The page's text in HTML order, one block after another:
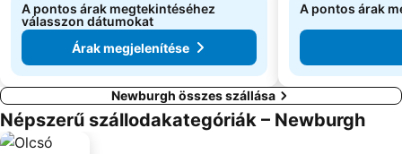
A pontos árak megtekintéséhez
válasszon dátumokat
Árak megjelenítése
A pontos árak
Newburgh összes szállása
Népszerű szállodakategóriák – Newburgh